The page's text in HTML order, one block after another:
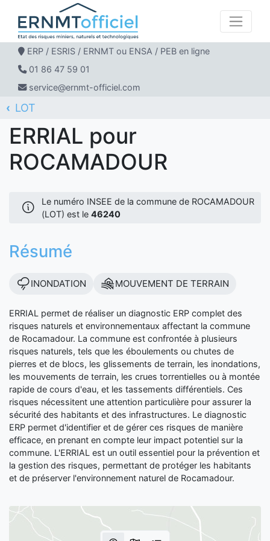
ERP / ESRIS / ERNMT ou ENSA / PEB en ligne
01 86 47 59 01
service@ernmt-officiel.com
ERNMT Officiel
ERRIAL
LOT
ROCAMADOUR
ERRIAL pour
ROCAMADOUR
Le numéro INSEE de la commune de ROCAMADOUR
(LOT) est le 46240
Résumé
INONDATION MOUVEMENT DE TERRAIN
ERRIAL permet de réaliser un diagnostic ERP complet des
risques naturels et environnementaux affectant la commune
de Rocamadour. La commune est confrontée à plusieurs
risques naturels, tels que les éboulements ou chutes de
pierres et de blocs, les glissements de terrain, les inondations,
les mouvements de terrain, les crues torrentielles ou à montée
rapide de cours d'eau, et les tassements différentiels. Ces
risques nécessitent une attention particulière pour assurer la
sécurité des habitants et des infrastructures. Le diagnostic
ERP permet d'identifier et de gérer ces risques de manière
efficace, en prenant en compte leur impact potentiel sur la
commune. L'ERRIAL est un outil essentiel pour la prévention et
la gestion des risques, permettant de protéger les habitants
et de préserver l'environnement naturel de Rocamadour.